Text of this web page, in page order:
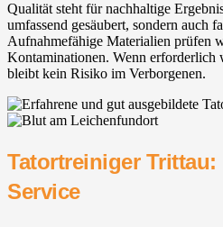
Qualität steht für nachhaltige
umfassend gesäubert, sondern auch
Aufnahmefähige Materialien prüfen
Kontaminationen. Wenn erforderlich
bleibt kein Risiko im Verborgenen.
Tatortreiniger
Service